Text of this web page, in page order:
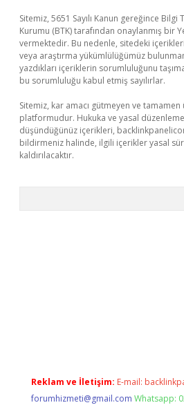
Sitemiz, 5651 Sayılı Kanun gereğince
Kurumu (BTK) tarafından onaylanmış bir
vermektedir. Bu nedenle, sitedeki
veya araştırma yükümlülüğümüz
yazdıkları içeriklerin sorumluluğunu
bu sorumluluğu kabul etmiş sayılırlar.
Sitemiz, kar amacı gütmeyen ve
platformudur. Hukuka ve yasal
düşündüğünüz içerikleri,
bildirmeniz halinde, ilgili içerikler yasal
kaldırılacaktır.
Reklam ve İletişim: E-mail:
forumhizmeti@gmail.com Whatsapp: